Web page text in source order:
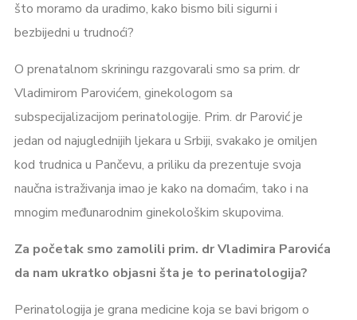
što moramo da uradimo, kako bismo bili sigurni i
bezbijedni u trudnoći?
O prenatalnom skriningu razgovarali smo sa prim. dr
Vladimirom Parovićem, ginekologom sa
subspecijalizacijom perinatologije. Prim. dr Parović je
jedan od najuglednijih ljekara u Srbiji, svakako je omiljen
kod trudnica u Pančevu, a priliku da prezentuje svoja
naučna istraživanja imao je kako na domaćim, tako i na
mnogim međunarodnim ginekološkim skupovima.
Za početak smo zamolili prim. dr Vladimira Parovića
da nam ukratko objasni šta je to perinatologija?
Perinatologija je grana medicine koja se bavi brigom o